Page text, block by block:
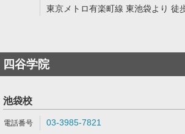
東京メトロ有楽町線 東池袋より 徒
四谷学院
池袋校
03-3985-7821